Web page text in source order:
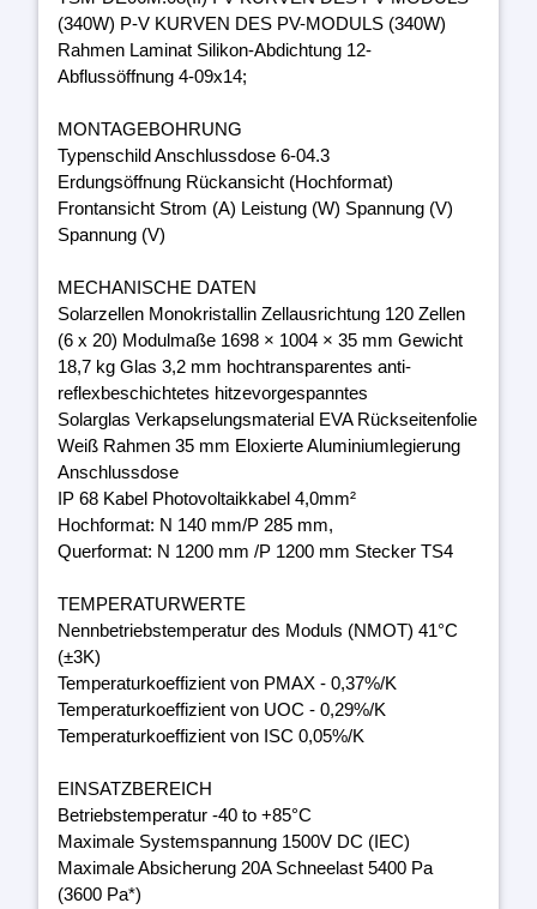
(340W) P-V KURVEN DES PV-MODULS (340W)
Rahmen Laminat Silikon-Abdichtung 12-
Abflussöffnung 4-09x14;
MONTAGEBOHRUNG
Typenschild Anschlussdose 6-04.3
Erdungsöffnung Rückansicht (Hochformat)
Frontansicht Strom (A) Leistung (W) Spannung (V)
Spannung (V)
MECHANISCHE DATEN
Solarzellen Monokristallin Zellausrichtung 120 Zellen
(6 x 20) Modulmaße 1698 × 1004 × 35 mm Gewicht
18,7 kg Glas 3,2 mm hochtransparentes anti-
reflexbeschichtetes hitzevorgespanntes
Solarglas Verkapselungsmaterial EVA Rückseitenfolie
Weiß Rahmen 35 mm Eloxierte Aluminiumlegierung
Anschlussdose
IP 68 Kabel Photovoltaikkabel 4,0mm²
Hochformat: N 140 mm/P 285 mm,
Querformat: N 1200 mm /P 1200 mm Stecker TS4
TEMPERATURWERTE
Nennbetriebstemperatur des Moduls (NMOT) 41°C
(±3K)
Temperaturkoeffizient von PMAX - 0,37%/K
Temperaturkoeffizient von UOC - 0,29%/K
Temperaturkoeffizient von ISC 0,05%/K
EINSATZBEREICH
Betriebstemperatur -40 to +85°C
Maximale Systemspannung 1500V DC (IEC)
Maximale Absicherung 20A Schneelast 5400 Pa
(3600 Pa*)